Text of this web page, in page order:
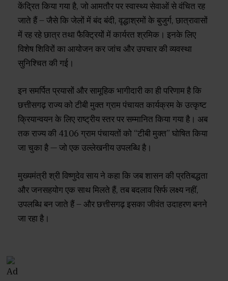
केंद्रित किया गया है, जो आमतौर पर स्वास्थ्य सेवाओं से वंचित रह
जाते हैं – जैसे कि जेलों में बंद बंदी, वृद्धाश्रमों के बुजुर्ग, छात्रावासों
में रह रहे छात्र तथा फैक्ट्रियों में कार्यरत श्रमिक। इनके लिए
विशेष शिविरों का आयोजन कर जांच और उपचार की व्यवस्था
सुनिश्चित की गई।
इन समर्पित प्रयासों और सामूहिक भागीदारी का ही परिणाम है कि
छत्तीसगढ़ राज्य को टीबी मुक्त ग्राम पंचायत कार्यक्रम के उत्कृष्ट
क्रियान्वयन के लिए राष्ट्रीय स्तर पर सम्मानित किया गया है। अब
तक राज्य की 4106 ग्राम पंचायतों को “टीबी मुक्त” घोषित किया
जा चुका है — जो एक उल्लेखनीय उपलब्धि है।
मुख्यमंत्री श्री विष्णुदेव साय ने कहा कि जब शासन की प्रतिबद्धता
और जनसहयोग एक साथ मिलते हैं, तब बदलाव सिर्फ लक्ष्य नहीं,
उपलब्धि बन जाते हैं – और छत्तीसगढ़ इसका जीवंत उदाहरण बनने
जा रहा है।